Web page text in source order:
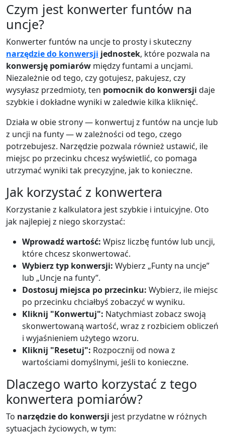
Czym jest konwerter funtów na
uncje?
Konwerter funtów na uncje to prosty i skuteczny
narzędzie do konwersji jednostek, które pozwala na
konwersję pomiarów między funtami a uncjami.
Niezależnie od tego, czy gotujesz, pakujesz, czy
wysyłasz przedmioty, ten pomocnik do konwersji daje
szybkie i dokładne wyniki w zaledwie kilka kliknięć.
Działa w obie strony — konwertuj z funtów na uncje lub
z uncji na funty — w zależności od tego, czego
potrzebujesz. Narzędzie pozwala również ustawić, ile
miejsc po przecinku chcesz wyświetlić, co pomaga
utrzymać wyniki tak precyzyjne, jak to konieczne.
Jak korzystać z konwertera
Korzystanie z kalkulatora jest szybkie i intuicyjne. Oto
jak najlepiej z niego skorzystać:
Wprowadź wartość: Wpisz liczbę funtów lub uncji,
które chcesz skonwertować.
Wybierz typ konwersji: Wybierz „Funty na uncje”
lub „Uncje na funty”.
Dostosuj miejsca po przecinku: Wybierz, ile miejsc
po przecinku chciałbyś zobaczyć w wyniku.
Kliknij "Konwertuj": Natychmiast zobacz swoją
skonwertowaną wartość, wraz z rozbiciem obliczeń
i wyjaśnieniem użytego wzoru.
Kliknij "Resetuj": Rozpocznij od nowa z
wartościami domyślnymi, jeśli to konieczne.
Dlaczego warto korzystać z tego
konwertera pomiarów?
To narzędzie do konwersji jest przydatne w różnych
sytuacjach życiowych, w tym: